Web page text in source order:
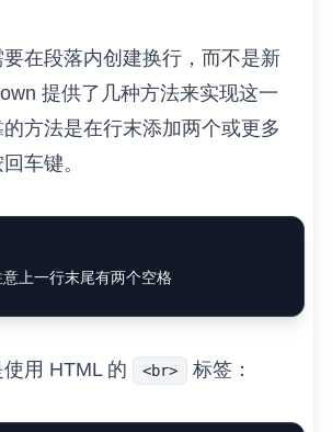
在段落内创建换行，而不是新
提供了几种方法来实现这一
方法是在行末添加两个或更多
车键。
用 HTML 的 <br> 标签：